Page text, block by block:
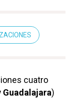
cuatro
Guadalajara)